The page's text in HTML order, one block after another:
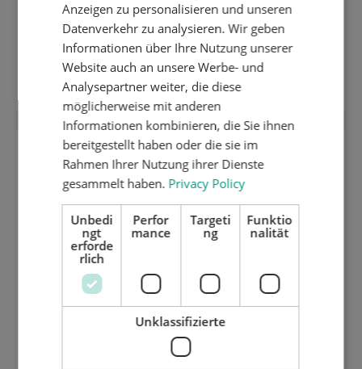
1 mm harte geschliffen inox Stanzplatte
(HRC 40) 1700.01
1,25 mm mittelharte Stanzplatte (HRC
Anzeigen zu personalisieren und unseren
Datenverkehr zu analysieren. Wir geben
Informationen über Ihre Nutzung unserer
Website auch an unsere Werbe- und
Analysepartner weiter, die diese
möglicherweise mit anderen
Informationen kombinieren, die Sie ihnen
bereitgestellt haben oder die sie im
Rahmen Ihrer Nutzung ihrer Dienste
gesammelt haben. Privacy Policy
Unbedi
ngt
erforde
rlich
Perfor
mance
Targeti
ng
Funktio
nalität
Unklassifizierte